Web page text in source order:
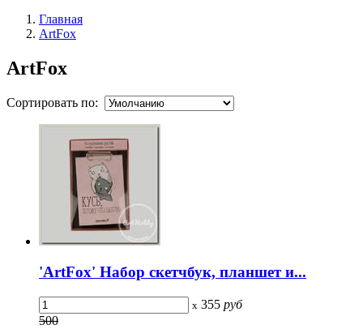
Главная
ArtFox
ArtFox
Сортировать по:
'ArtFox' Набор скетчбук, планшет и...
x 355 руб
500